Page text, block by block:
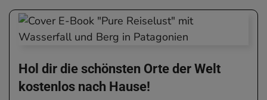
Hol dir die schönsten Orte der Welt
kostenlos nach Hause!